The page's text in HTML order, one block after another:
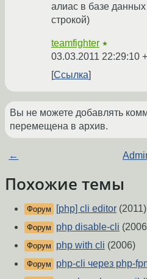
алиас в базе
строкой)
teamfighter ★
03.03.2011 22:29:10
Ссылка
Вы не можете добавлять
перемещена в архив.
←
Похожие темы
Форум [php] cli editor (2011)
Форум php disable-cli
Форум php with cli (2006)
Форум php-cli через php-